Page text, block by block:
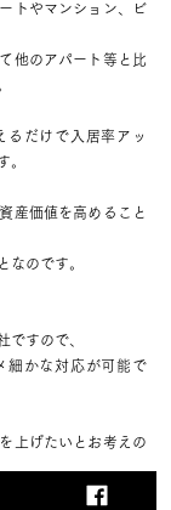
ト やマンション、ビ
他のアパート等と比
るだけで入居率アッ
。
産価値を高めること
なのです。
ですので、
細かな対応が可能で
上げたいとお考えの
ましょう。